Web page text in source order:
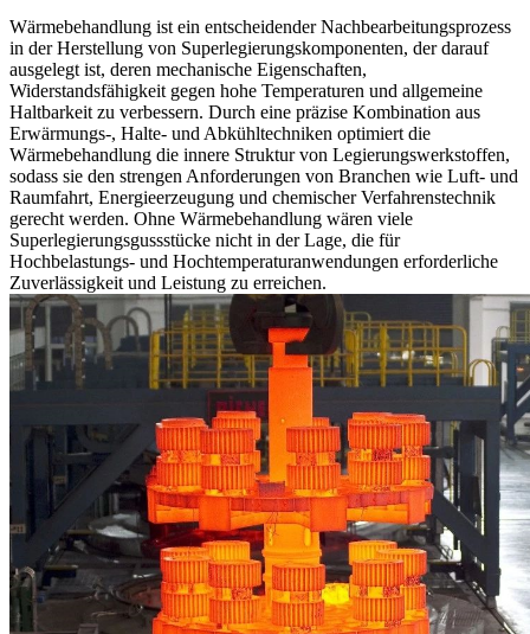
Wärmebehandlung ist ein entscheidender Nachbearbeitungsprozess
in der Herstellung von Superlegierungskomponenten, der darauf
ausgelegt ist, deren mechanische Eigenschaften,
Widerstandsfähigkeit gegen hohe Temperaturen und allgemeine
Haltbarkeit zu verbessern. Durch eine präzise Kombination aus
Erwärmungs-, Halte- und Abkühltechniken optimiert die
Wärmebehandlung die innere Struktur von Legierungswerkstoffen,
sodass sie den strengen Anforderungen von Branchen wie Luft- und
Raumfahrt, Energieerzeugung und chemischer Verfahrenstechnik
gerecht werden. Ohne Wärmebehandlung wären viele
Superlegierungsgussstücke nicht in der Lage, die für
Hochbelastungs- und Hochtemperaturanwendungen erforderliche
Zuverlässigkeit und Leistung zu erreichen.